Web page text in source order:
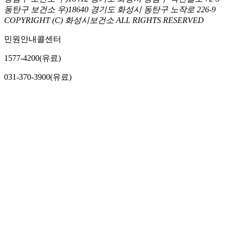
동탄구 보건소 우)18640 경기도 화성시 동탄구 노작로 226-9
COPYRIGHT (C) 화성시보건소 ALL RIGHTS RESERVED
민원안내콜센터
1577-4200(유료)
031-370-3900(유료)